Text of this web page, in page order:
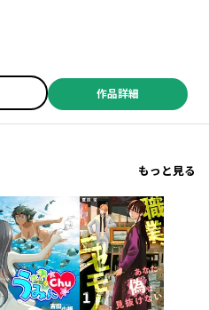
作品詳細
もっと見る